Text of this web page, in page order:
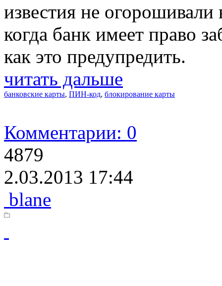
известия не
когда банк имеет право
как это предупредить.
читать дальше
банковские карты, ПИН-код, блокирование карты
Комментарии: 0
4879
2.03.2013 17:44
blane